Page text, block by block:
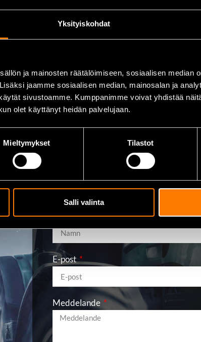
Yksityiskohdat
ja mainosten räätälöimiseen, sosiaalisen median
jaamme sosiaalisen median, mainosalan ja
sivustoamme. Kumppanimme voivat yhdistää
olet käyttänyt heidän palvelujaan.
Mieltymykset Tilastot
Salli valinta
Skicka
Namn
E-post
Meddelande